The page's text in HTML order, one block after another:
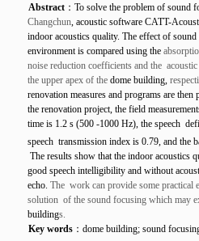
Abstract： To solve the problem of sound
Changchun, acoustic software CATT-
indoor acoustics quality. The effect of
environment is compared using the
noise reduction coefficients and the
the upper apex of the dome building,
renovation measures and programs are
the renovation project, the field
time is 1.2 s (500 -1000 Hz), the speech
speech transmission index is 0.79, and the
The results show that the indoor
good speech intelligibility and without
echo. The work can provide some practical
solution of the sound focusing which may
buildings.
Key words： dome building; sound